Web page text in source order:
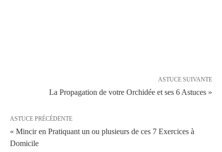
ASTUCE SUIVANTE
La Propagation de votre Orchidée et ses 6 Astuces »
ASTUCE PRÉCÉDENTE
« Mincir en Pratiquant un ou plusieurs de ces 7 Exercices à
Domicile